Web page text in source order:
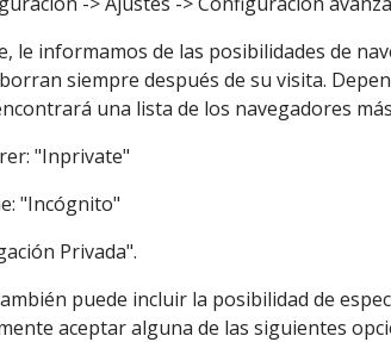
le informamos de las posibilidades de
siempre después de su visita.
una lista de los navegadores
"Inprivate"
"Incógnito"
Privada".
puede incluir la posibilidad de
aceptar alguna de las siguientes